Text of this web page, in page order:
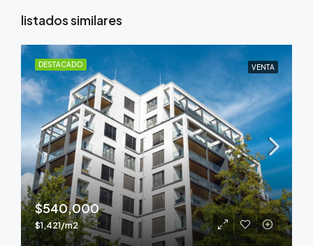
listados similares
DESTACADO VENTA
$540,000
$1,421/m2